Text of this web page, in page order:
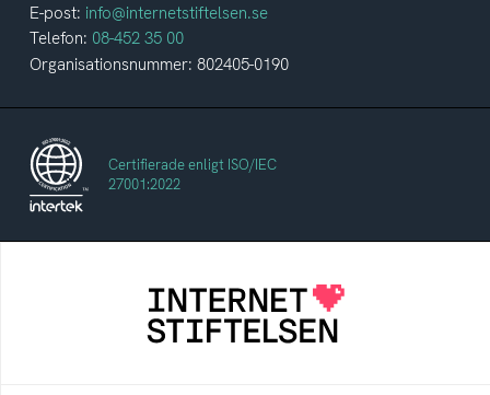
E-post: info@internetstiftelsen.se
Telefon: 08-452 35 00
Organisationsnummer: 802405-0190
Certifierade enligt ISO/IEC
27001:2022
Internetstiftelsen verkar för ett internet som
bidrar positivt till människan och samhället